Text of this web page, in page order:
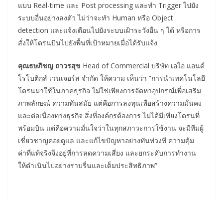
แบบ Real-time และ Post processing และทำ Trigger ไปยัง
ระบบอื่นอย่างลงตัว ไม่ว่าจะทำ Human หรือ Object
detection และแจ้งเตือนไปยังระบบเฝ้าระวังอื่น ๆ ได้ หรือการ
สั่งให้โดรนบินไปยังพื้นที่เป้าหมายเมื่อได้รับแจ้ง
คุณธษภิชญ ถาวรสุข Head of Commercial บริษัท เอไอ แอนด์
โรโบติกส์ เวนเจอร์ส จำกัด ให้ความ เห็นว่า “การนำเทคโนโลยี
โดรนมาใช้ในภาคธุรกิจ ไม่ใช่เพียงการจัดหาอุปกรณ์เพื่อเสริม
ภาพลักษณ์ ความทันสมัย แต่คือการลงทุนเพื่อสร้างความมั่นคง
และต่อเนื่องทางธุรกิจ สิ่งที่องค์กรต้องการ ไม่ได้มีเพียงโดรนที่
พร้อมบิน แต่คือความมั่นใจว่าในทุกสภาวะการใช้งาน จะมีทีมผู้
เชี่ยวชาญคอยดูแล และแก้ไขปัญหาอย่างทันท่วงที ความคุ้ม
ค่าที่แท้จริงจึงอยู่ที่การลดความเสี่ยง และยกระดับการทำงาน
ให้ดำเนินไปอย่างราบรื่นและเต็มประสิทธิภาพ”